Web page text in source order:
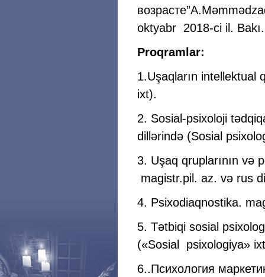
oktyabr 2018-ci il. Bakı.
Proqramlar:
1.Uşaqların intellektual
ixt).
2. Sosial-psixoloji
dillərində (Sosial
3. Uşaq qruplarının və
magistr.pil. az. və rus
4. Psixodiaqnostika.
5. Tətbiqi sosial
(«Sosial psixologiya»
6..Психология